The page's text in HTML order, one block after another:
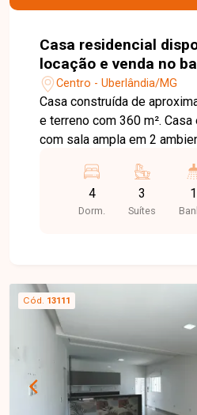
Casa residencial
locação e venda no
Uberlândia-MG
Centro - Uberlândia/MG
Casa construída de
e terreno com 360 m².
com sala ampla em 2
suítes com armários ,
armários e box, área de
lazer com churrasqueira,
4
Dorm.
3
Suítes
1
Cód. 13111